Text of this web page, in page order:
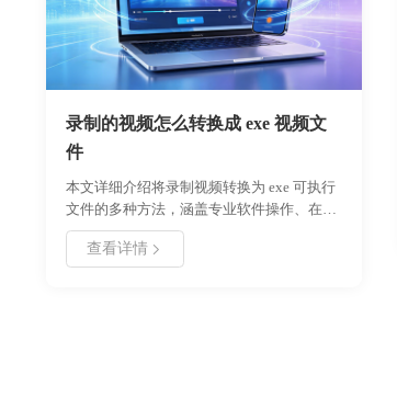
录制的视频怎么转换成 exe 视频文
件
本文详细介绍将录制视频转换为 exe 可执行
文件的多种方法，涵盖专业软件操作、在线
工具使用及编程实现方案。通过对比不同工
具的转换效率、文件体积和兼容性，提供适
查看详情